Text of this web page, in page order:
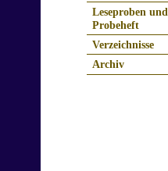
Leseproben und
Probeheft
Verzeichnisse
Archiv